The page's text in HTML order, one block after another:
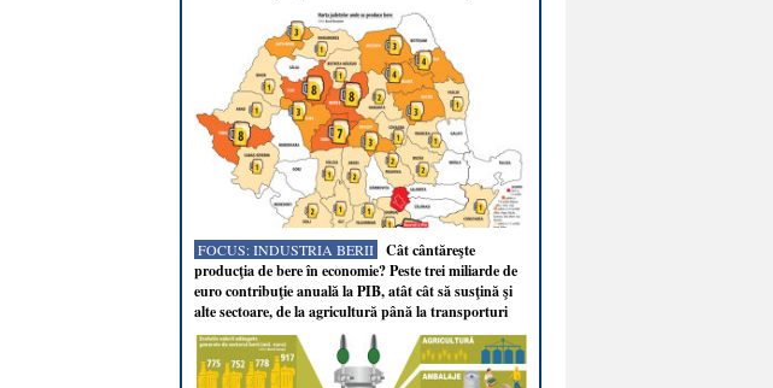
FOCUS: INDUSTRIA BERII
Cât cântăreşte
producţia de bere în economie? Peste trei miliarde de
euro contribuţie anuală la PIB, atât cât să susţină şi
alte sectoare, de la agricultură până la transporturi